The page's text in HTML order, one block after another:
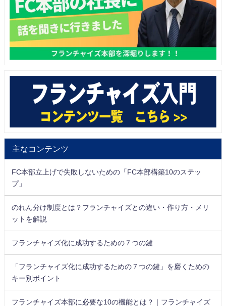
主なコンテンツ
FC本部立上げで失敗しないための「FC本部構築10のステッ
プ」
のれん分け制度とは？フランチャイズとの違い・作り方・メリ
ットを解説
フランチャイズ化に成功するための７つの鍵
「フランチャイズ化に成功するための７つの鍵」を磨くための
キー別ポイント
フランチャイズ本部に必要な10の機能とは？｜フランチャイズ